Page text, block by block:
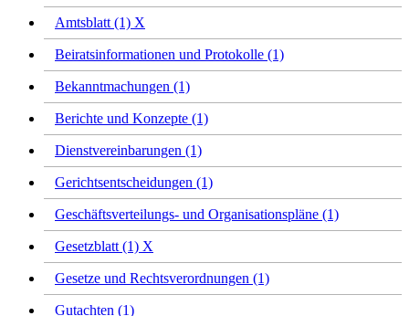
Amtsblatt (1) X
Beiratsinformationen und Protokolle (1)
Bekanntmachungen (1)
Berichte und Konzepte (1)
Dienstvereinbarungen (1)
Gerichtsentscheidungen (1)
Geschäftsverteilungs- und Organisationspläne (1)
Gesetzblatt (1) X
Gesetze und Rechtsverordnungen (1)
Gutachten (1)